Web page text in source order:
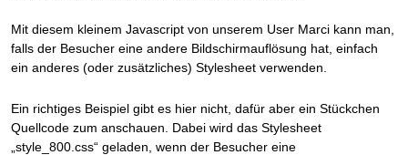
Mit diesem kleinem Javascript von unserem User Marci kann man,
falls der Besucher eine andere Bildschirmauflösung hat, einfach
ein anderes (oder zusätzliches) Stylesheet verwenden.
Ein richtiges Beispiel gibt es hier nicht, dafür aber ein Stückchen
Quellcode zum anschauen. Dabei wird das Stylesheet
„style_800.css“ geladen, wenn der Besucher eine